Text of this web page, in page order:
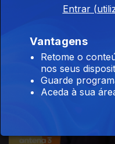
Entrar
Vantagens
Retome o
nos seus
Guarde
Aceda à sua